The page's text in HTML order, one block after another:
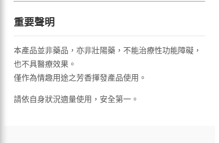
重要聲明
本產品並非藥品，亦非壯陽藥，不能治療性功能障礙，
也不具醫療效果。
僅作為情趣用途之芳香揮發產品使用。
請依自身狀況適量使用，安全第一。